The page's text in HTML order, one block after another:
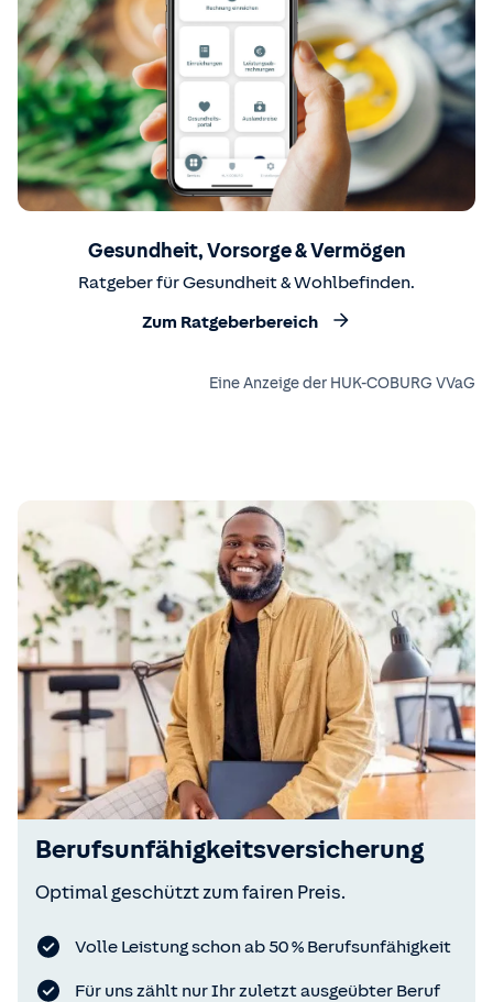
Gesundheit, Vorsorge & Vermögen
Ratgeber für Gesundheit & Wohlbefinden.
Zum Ratgeberbereich
Eine Anzeige der HUK-COBURG VVaG
Berufsunfähigkeitsversicherung
Optimal geschützt zum fairen Preis.
Volle Leistung schon ab 50 % Berufsunfähigkeit
Für uns zählt nur Ihr zuletzt ausgeübter Beruf